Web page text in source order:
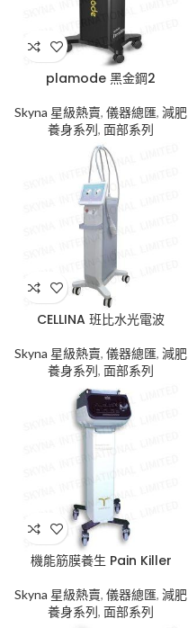
plamode 黑金鋼2
Skyna 星級熱賣, 儀器總匯, 減肥
養身系列, 面部系列
CELLINA 班比水光電波
Skyna 星級熱賣, 儀器總匯, 減肥
養身系列, 面部系列
機能筋膜養生 Pain Killer
Skyna 星級熱賣, 儀器總匯, 減肥
養身系列, 面部系列